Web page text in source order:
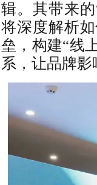
辑。其带来
将深度解析
垒，构建“线
系，让品牌